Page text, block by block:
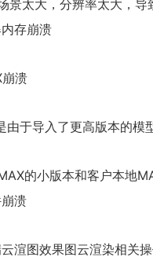
景太大，分辨率太大，
存崩溃
溃
由于导入了更高版本的模
的小版本和客户本地
溃
渲图效果图云渲染相关操